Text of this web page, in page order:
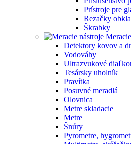
Prístroje pre
Rezačky
Škrabky
Detektory kovov a
Vodováhy
Ultrazvukové
Tesársky uholník
Pravítka
Posuvné meradlá
Olovnica
Metre skladacie
Metre
Šnúry
Pyrometre,